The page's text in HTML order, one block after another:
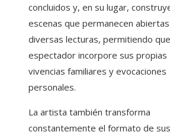
concluidos y, en su lugar,
escenas que permanecen
diversas lecturas, permitiendo
espectador incorpore sus propias
vivencias familiares y evocaciones
personales.
La artista también transforma
constantemente el formato de sus